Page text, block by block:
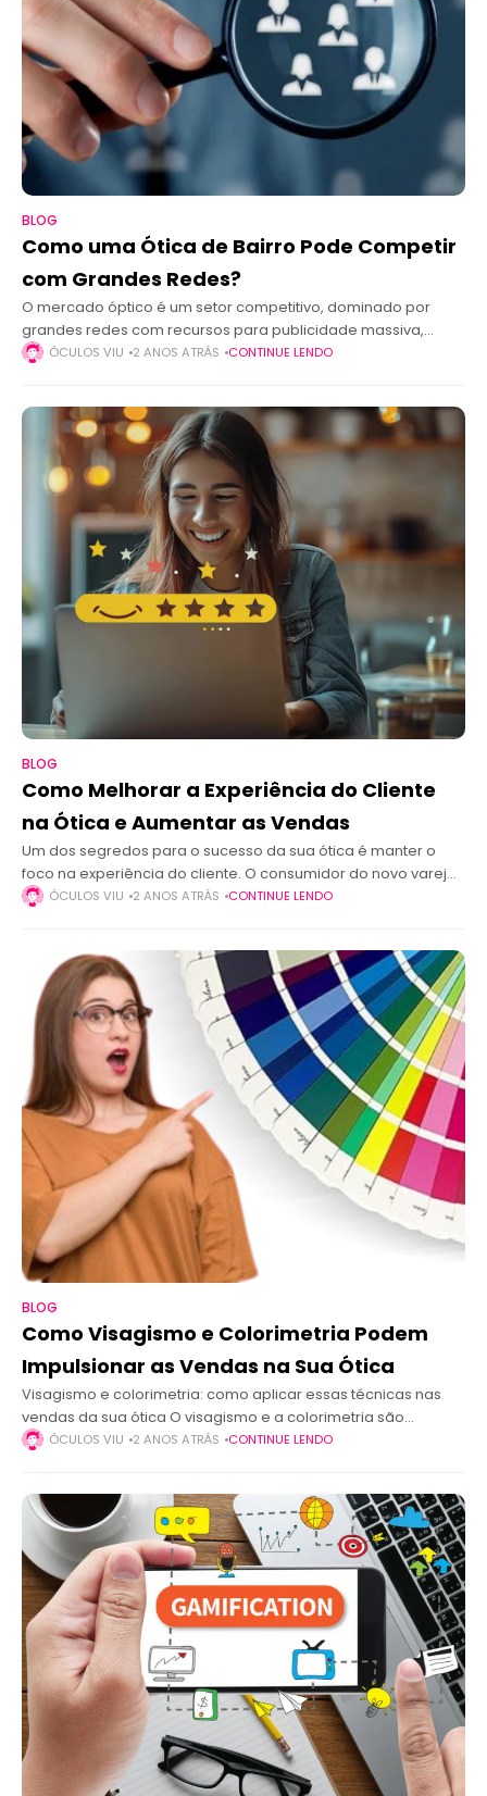
BLOG
Como uma Ótica de Bairro Pode Competir
com Grandes Redes?
O mercado óptico é um setor competitivo, dominado por
grandes redes com recursos para publicidade massiva,
preços agressivos e ampla variedade de produtos. Para as
ÓCULOS VIU 2 ANOS ATRÁS CONTINUE LENDO
BLOG
Como Melhorar a Experiência do Cliente
na Ótica e Aumentar as Vendas
Um dos segredos para o sucesso da sua ótica é manter o
foco na experiência do cliente. O consumidor do novo varejo
deseja mais do que apenas um bom produto;
ÓCULOS VIU 2 ANOS ATRÁS CONTINUE LENDO
BLOG
Como Visagismo e Colorimetria Podem
Impulsionar as Vendas na Sua Ótica
Visagismo e colorimetria: como aplicar essas técnicas nas
vendas da sua ótica O visagismo e a colorimetria são
técnicas poderosas que podem ajudar sua ótica a oferecer
ÓCULOS VIU 2 ANOS ATRÁS CONTINUE LENDO